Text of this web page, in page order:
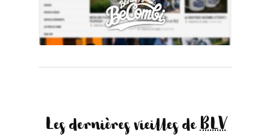
Les dernières vieilles deBLV